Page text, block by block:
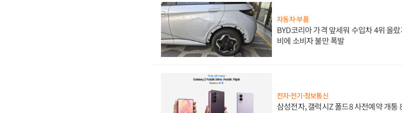
자동차·부품
BYD코리아 가격 앞세워 수입차 4위 올
비에 소비자 불만 폭발
전자·전기·정보통신
삼성전자, 갤럭시Z 폴드8 사전예약 개통